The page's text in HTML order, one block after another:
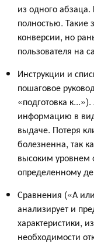
из одного абзаца.
полностью. Такие
конверсии, но
пользователя на
Инструкции и
пошаговое
«подготовка
информацию в
выдаче. Потеря
болезненна, так
высоким уровнем
определенному
Сравнения («А
анализирует и
характеристики,
необходимости